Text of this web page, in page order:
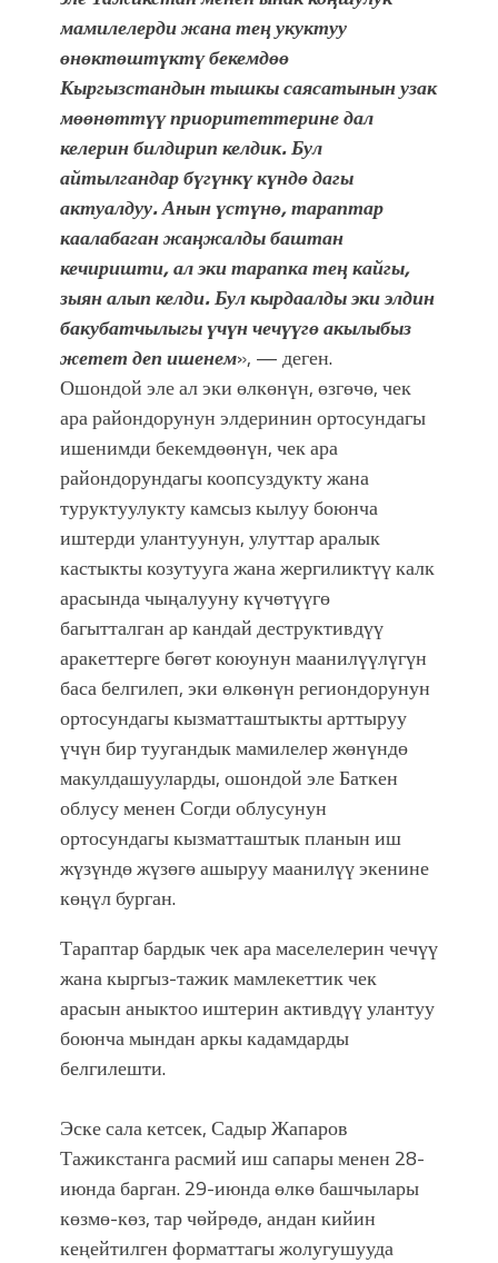
мамилелерди жана тең укуктуу
өнөктөштүктү бекемдөө
Кыргызстандын тышкы саясатынын узак
мөөнөттүү приоритеттерине дал
келерин билдирип келдик. Бул
айтылгандар бүгүнкү күндө дагы
актуалдуу. Анын үстүнө, тараптар
каалабаган жаңжалды баштан
кечиришти, ал эки тарапка тең кайгы,
зыян алып келди. Бул кырдаалды эки элдин
бакубатчылыгы үчүн чечүүгө акылыбыз
жетет деп ишенем», — деген.
Ошондой эле ал эки өлкөнүн, өзгөчө, чек
ара райондорунун элдеринин ортосундагы
ишенимди бекемдөөнүн, чек ара
райондорундагы коопсуздукту жана
туруктуулукту камсыз кылуу боюнча
иштерди улантуунун, улуттар аралык
кастыкты козутууга жана жергиликтүү калк
арасында чыңалууну күчөтүүгө
багытталган ар кандай деструктивдүү
аракеттерге бөгөт коюунун маанилүүлүгүн
баса белгилеп, эки өлкөнүн региондорунун
ортосундагы кызматташтыкты арттыруу
үчүн бир туугандык мамилелер жөнүндө
макулдашууларды, ошондой эле Баткен
облусу менен Согди облусунун
ортосундагы кызматташтык планын иш
жүзүндө жүзөгө ашыруу маанилүү экенине
көңүл бурган.
Тараптар бардык чек ара маселелерин чечүү
жана кыргыз-тажик мамлекеттик чек
арасын аныктоо иштерин активдүү улантуу
боюнча мындан аркы кадамдарды
белгилешти.
Эске сала кетсек, Садыр Жапаров
Тажикстанга расмий иш сапары менен 28-
июнда барган. 29-июнда өлкө башчылары
көзмө-көз, тар чөйрөдө, андан кийин
кеңейтилген форматтагы жолугушууда